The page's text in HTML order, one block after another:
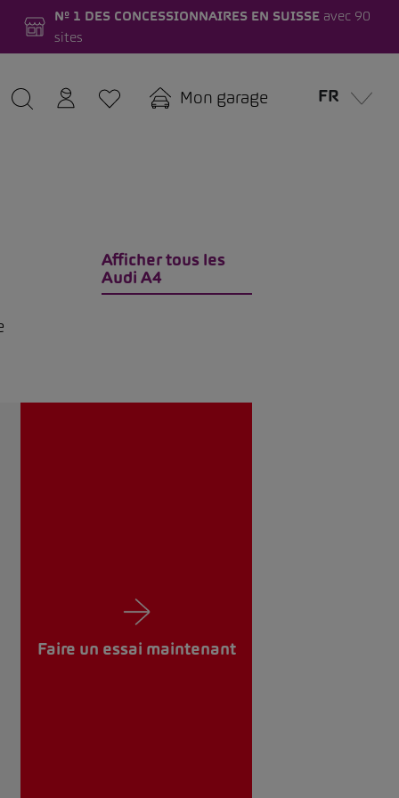
Nº 1 DES CONCESSIONNAIRES EN SUISSEavec 90
sites
Mon garage FR
Afficher tous les
Audi A4
Faire un essai maintenant